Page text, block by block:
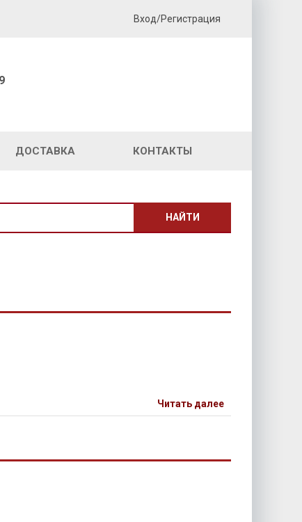
Вход/Регистрация
ДОСТАВКА КОНТАКТЫ
НАЙТИ
Читать далее